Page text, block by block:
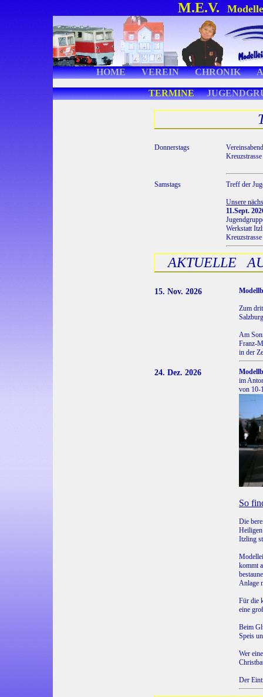
M.E.V.
HOME VEREIN CHRONIK
TERMINE
Donnerstags
Samstags Treff der
Unsere
11.Sept.
Werkstatt
AKTUELLE
15. Nov. 2026
Zum
Am
Franz-
in der
24. Dez. 2026
im
von 10-
So
Die
Itzling
kommt
Anlage
Für die
eine
Beim
Speis
Wer
Der